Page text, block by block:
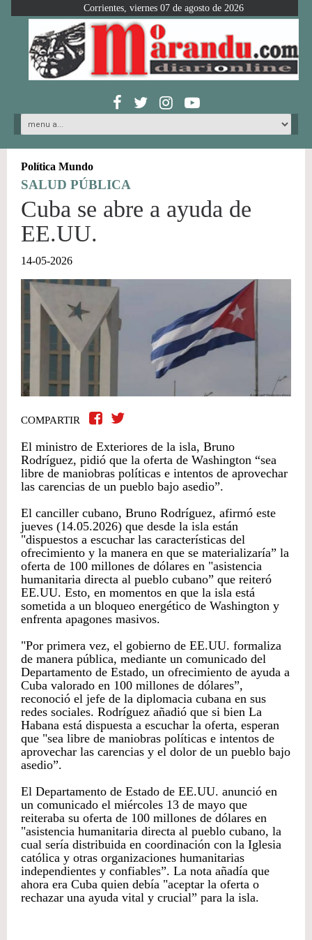
Corrientes, viernes 07 de agosto de 2026
Política Mundo
SALUD PÚBLICA
Cuba se abre a ayuda de
EE.UU.
14-05-2026
COMPARTIR
El ministro de Exteriores de la isla, Bruno
Rodríguez, pidió que la oferta de Washington “sea
libre de maniobras políticas e intentos de aprovechar
las carencias de un pueblo bajo asedio”.
El canciller cubano, Bruno Rodríguez, afirmó este
jueves (14.05.2026) que desde la isla están
"dispuestos a escuchar las características del
ofrecimiento y la manera en que se materializaría” la
oferta de 100 millones de dólares en "asistencia
humanitaria directa al pueblo cubano” que reiteró
EE.UU. Esto, en momentos en que la isla está
sometida a un bloqueo energético de Washington y
enfrenta apagones masivos.
"Por primera vez, el gobierno de EE.UU. formaliza
de manera pública, mediante un comunicado del
Departamento de Estado, un ofrecimiento de ayuda a
Cuba valorado en 100 millones de dólares”,
reconoció el jefe de la diplomacia cubana en sus
redes sociales. Rodríguez añadió que si bien La
Habana está dispuesta a escuchar la oferta, esperan
que "sea libre de maniobras políticas e intentos de
aprovechar las carencias y el dolor de un pueblo bajo
asedio”.
El Departamento de Estado de EE.UU. anunció en
un comunicado el miércoles 13 de mayo que
reiteraba su oferta de 100 millones de dólares en
"asistencia humanitaria directa al pueblo cubano, la
cual sería distribuida en coordinación con la Iglesia
católica y otras organizaciones humanitarias
independientes y confiables”. La nota añadía que
ahora era Cuba quien debía "aceptar la oferta o
rechazar una ayuda vital y crucial” para la isla.